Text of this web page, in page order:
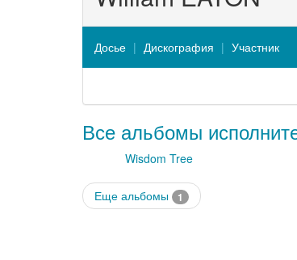
Досье Дискография Участник
Все альбомы
Wisdom Tree
Еще альбомы 1